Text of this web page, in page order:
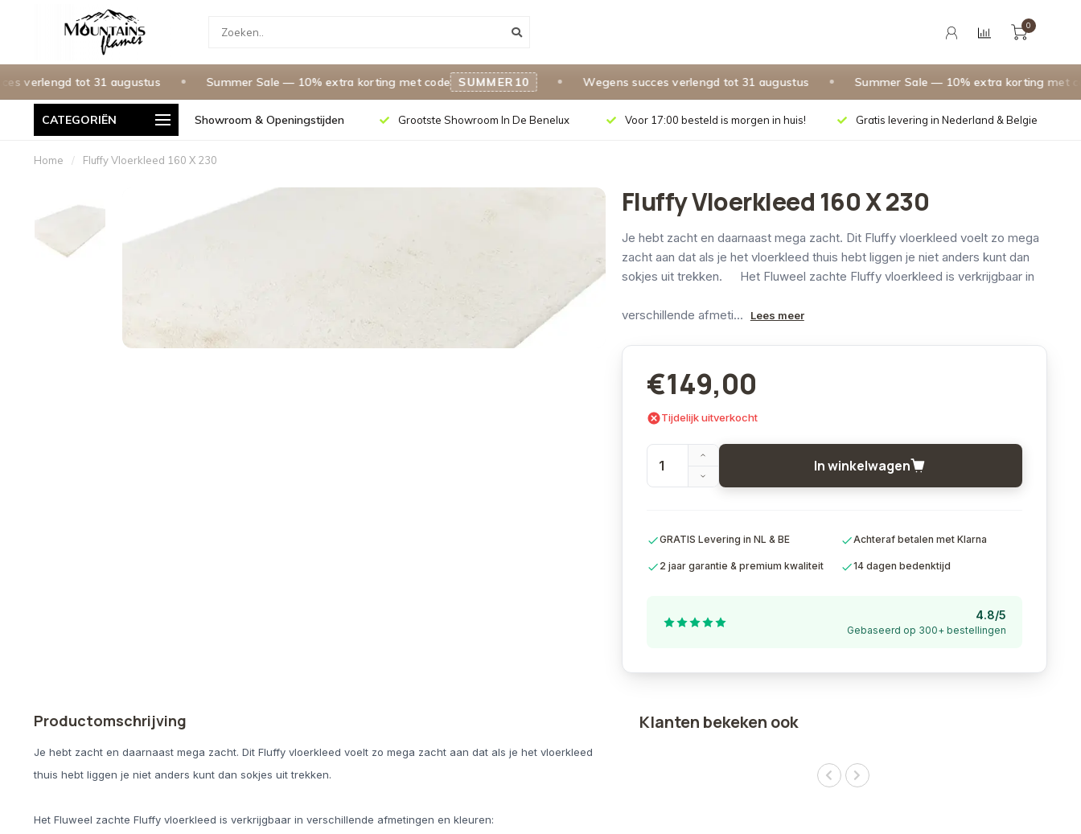
tot 31 augustus Summer Sale — 10% extra korting met code SUMMER10 Wegens succes verlengd tot 31 augustus Summer Sale — 10% extra korting met code
0
CATEGORIËN Showroom & Openingstijden
Nederland & Belgie Betaal In 3 Termijnen, 0% Rente Grootste Showroom In De Benelux Voor 17:00 besteld is morgen in huis! Gratis levering in Nederland & Belgie
Home / Fluffy Vloerkleed 160 X 230
Fluffy Vloerkleed 160 X 230
Je hebt zacht en daarnaast mega zacht. Dit Fluffy vloerkleed voelt zo mega
zacht aan dat als je het vloerkleed thuis hebt liggen je niet anders kunt dan
sokjes uit trekken. Het Fluweel zachte Fluffy vloerkleed is verkrijgbaar in
verschillende afmeti... Lees meer
€149,00
Tijdelijk uitverkocht
In winkelwagen
GRATIS Levering in NL & BE Achteraf betalen met Klarna
2 jaar garantie & premium kwaliteit 14 dagen bedenktijd
4.8/5
Gebaseerd op 300+ bestellingen
Productomschrijving
Je hebt zacht en daarnaast mega zacht. Dit Fluffy vloerkleed voelt zo mega zacht aan dat als je het vloerkleed
thuis hebt liggen je niet anders kunt dan sokjes uit trekken.
Het Fluweel zachte Fluffy vloerkleed is verkrijgbaar in verschillende afmetingen en kleuren:
Klanten bekeken ook